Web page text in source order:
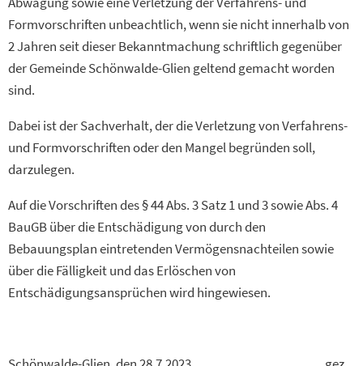
Formvorschriften unbeachtlich, wenn sie nicht innerhalb von
2 Jahren seit dieser Bekanntmachung schriftlich gegenüber
der Gemeinde Schönwalde-Glien geltend gemacht worden
sind.
Dabei ist der Sachverhalt, der die Verletzung von Verfahrens-
und Formvorschriften oder den Mangel begründen soll,
darzulegen.
Auf die Vorschriften des § 44 Abs. 3 Satz 1 und 3 sowie Abs. 4
BauGB über die Entschädigung von durch den
Bebauungsplan eintretenden Vermögensnachteilen sowie
über die Fälligkeit und das Erlöschen von
Entschädigungsansprüchen wird hingewiesen.